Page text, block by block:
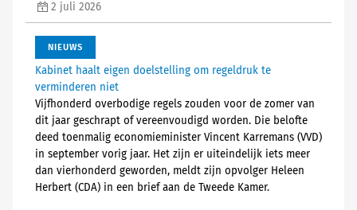
2 juli 2026
NIEUWS
Kabinet haalt eigen doelstelling om regeldruk te
verminderen niet
Vijfhonderd overbodige regels zouden voor de zomer van
dit jaar geschrapt of vereenvoudigd worden. Die belofte
deed toenmalig economieminister Vincent Karremans (VVD)
in september vorig jaar. Het zijn er uiteindelijk iets meer
dan vierhonderd geworden, meldt zijn opvolger Heleen
Herbert (CDA) in een brief aan de Tweede Kamer.